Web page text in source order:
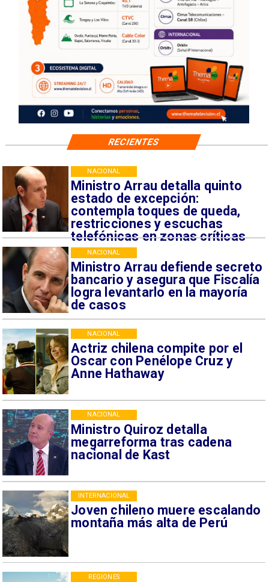
Ministro Arrau detalla quinto
estado de excepción:
contempla toques de queda,
restricciones y escuchas
telefónicas en zonas críticas
NACIONAL
Ministro Arrau defiende secreto
bancario y asegura que Fiscalía
logra levantarlo en la mayoría
de casos
NACIONAL
Actriz chilena compite por el
Oscar con Penélope Cruz y
Anne Hathaway
NACIONAL
Ministro Quiroz detalla
megarreforma tras cadena
nacional de Kast
NACIONAL
Joven chileno muere escalando
montaña más alta de Perú
INTERNACIONAL
REGIONES
RECIENTES